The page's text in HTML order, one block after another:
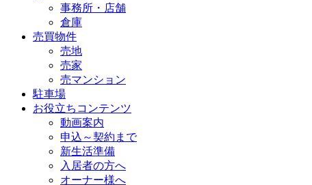
事務所・店舗
倉庫
売買物件
売地
売家
売マンション
駐車場
お役立ちコンテンツ
動画案内
申込～契約まで
新生活準備
入居者の方へ
オーナー様へ